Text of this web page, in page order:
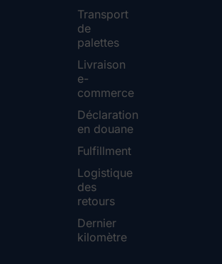
Transport
de
palettes
Livraison
e-
commerce
Déclaration
en douane
Fulfillment
Logistique
des
retours
Dernier
kilomètre